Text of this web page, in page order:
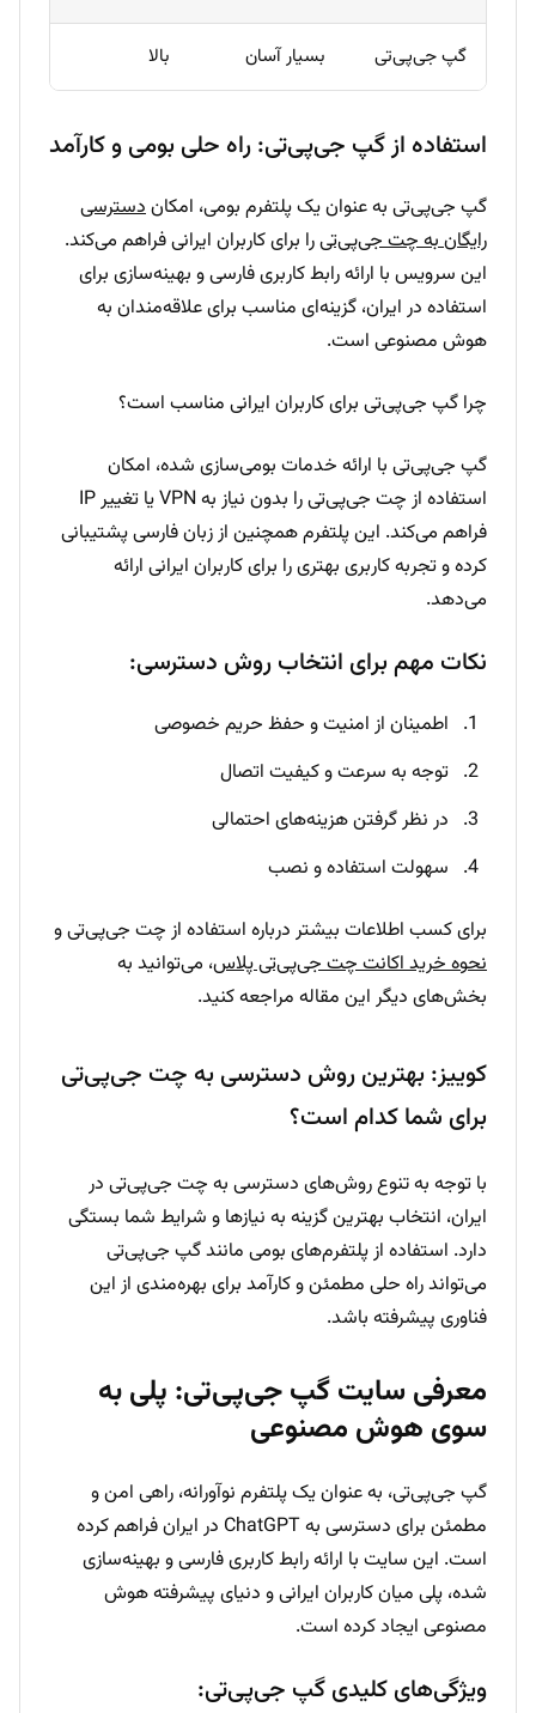
گپ جی‌پی‌تی بسیار آسان بالا
استفاده از گپ جی‌پی‌تی: راه حلی بومی و کارآمد
گپ جی‌پی‌تی به عنوان یک پلتفرم بومی، امکاندسترسی
رایگان به چت جی‌پی‌تیرا برای کاربران ایرانی فراهم می‌کند.
این سرویس با ارائه رابط کاربری فارسی و بهینه‌سازی برای
استفاده در ایران، گزینه‌ای مناسب برای علاقه‌مندان به
هوش مصنوعی است.
چرا گپ جی‌پی‌تی برای کاربران ایرانی مناسب است؟
گپ جی‌پی‌تی با ارائه خدمات بومی‌سازی شده، امکان
استفاده از چت جی‌پی‌تی را بدون نیاز به VPN یا تغییر IP
فراهم می‌کند. این پلتفرم همچنین از زبان فارسی پشتیبانی
کرده و تجربه کاربری بهتری را برای کاربران ایرانی ارائه
می‌دهد.
نکات مهم برای انتخاب روش دسترسی:
اطمینان از امنیت و حفظ حریم خصوصی
توجه به سرعت و کیفیت اتصال
در نظر گرفتن هزینه‌های احتمالی
سهولت استفاده و نصب
برای کسب اطلاعات بیشتر درباره استفاده از چت جی‌پی‌تی و
نحوه خرید اکانت چت جی‌پی‌تی پلاس، می‌توانید به
بخش‌های دیگر این مقاله مراجعه کنید.
کوییز: بهترین روش دسترسی به چت جی‌پی‌تی
برای شما کدام است؟
با توجه به تنوع روش‌های دسترسی به چت جی‌پی‌تی در
ایران، انتخاب بهترین گزینه به نیازها و شرایط شما بستگی
دارد. استفاده از پلتفرم‌های بومی مانند گپ جی‌پی‌تی
می‌تواند راه حلی مطمئن و کارآمد برای بهره‌مندی از این
فناوری پیشرفته باشد.
معرفی سایت گپ جی‌پی‌تی: پلی به
سوی هوش مصنوعی
گپ جی‌پی‌تی، به عنوان یک پلتفرم نوآورانه، راهی امن و
مطمئن برای دسترسی به ChatGPT در ایران فراهم کرده
است. این سایت با ارائه رابط کاربری فارسی و بهینه‌سازی
شده، پلی میان کاربران ایرانی و دنیای پیشرفته هوش
مصنوعی ایجاد کرده است.
ویژگی‌های کلیدی گپ جی‌پی‌تی: